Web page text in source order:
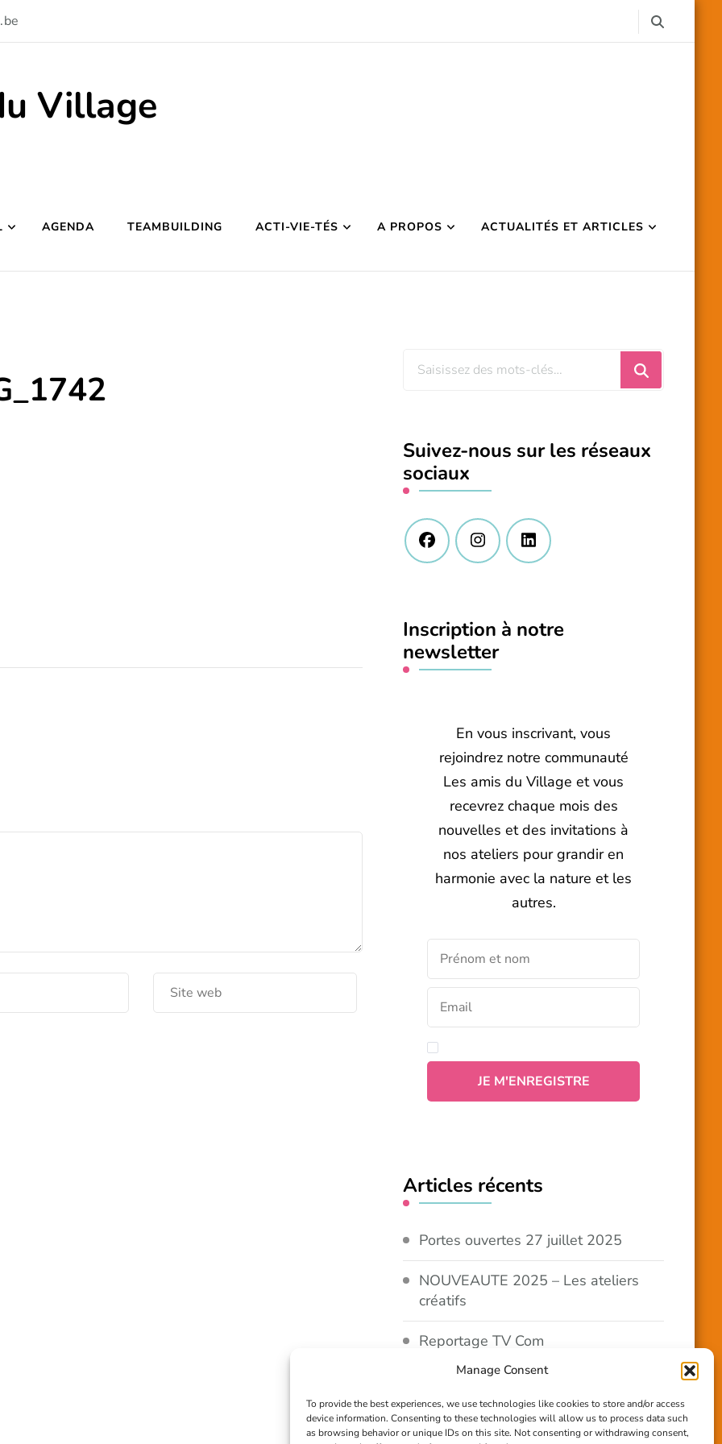
Manage Consent
To provide the best experiences, we use technologies like cookies to store and/or access
device information. Consenting to these technologies will allow us to process data such
as browsing behavior or unique IDs on this site. Not consenting or withdrawing consent,
Village
AGENDA TEAMBUILDING ACTI-VIE-TÉS A PROPOS ACTUALITÉS ET ARTICLES
Vous
?
Suivez-nous sur les réseaux
sociaux
Inscription à notre
newsletter
En vous inscrivant, vous
rejoindrez notre communauté
Les amis du Village et vous
recevrez chaque mois des
nouvelles et des invitations à
nos ateliers pour grandir en
harmonie avec la nature et les
autres.
Articles récents
Portes ouvertes 27 juillet 2025
NOUVEAUTE 2025 – Les ateliers
créatifs
Reportage TV Com
Construction en terre-paille
Chantier Participatif Terre Paille